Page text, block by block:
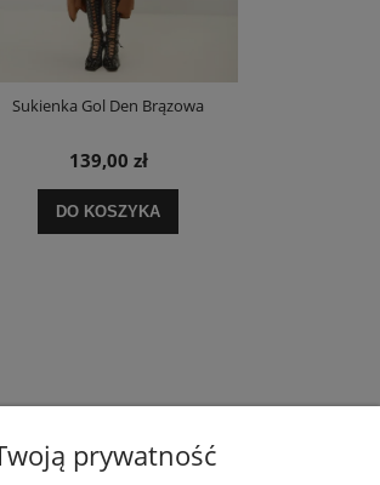
Sukienka Gol Den Brązowa
139,00 zł
DO KOSZYKA
prywatność